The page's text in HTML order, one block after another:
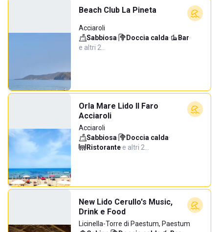
Beach Club La Pineta
Acciaroli
Sabbiosa· Doccia calda· Bar·
e altri 2…
Orla Mare Lido Il Faro
Acciaroli
Acciaroli
Sabbiosa· Doccia calda·
Ristorante·e altri 2…
New Lido Cerullo's Music,
Drink e Food
Licinella-Torre di Paestum, Paestum